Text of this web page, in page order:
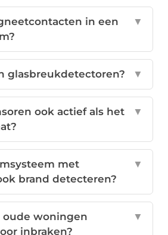
in een
▼
glasbreukdetectoren? ▼
ook actief als het
▼
met
brand detecteren?
▼
oude woningen
inbraken?
▼